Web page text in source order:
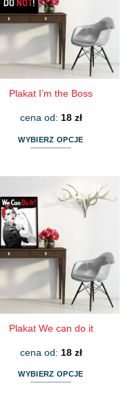
można
wybrać
na
stronie
produktu
Plakat I’m the Boss
cena od: 18 zł
WYBIERZ OPCJE
wiele
wariantów.
Opcje
można
wybrać
na
stronie
produktu
Plakat We can do it
cena od: 18 zł
WYBIERZ OPCJE